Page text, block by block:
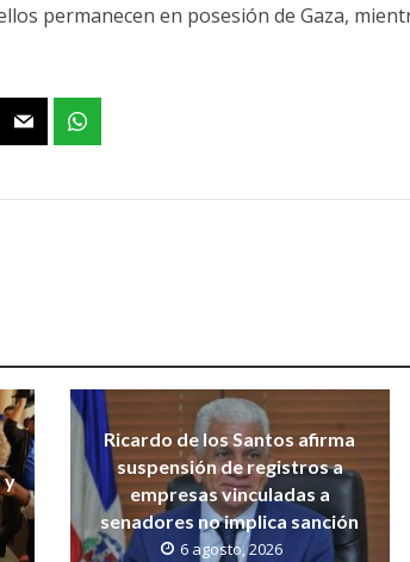
permanecen en posesión de Gaza,
y
Ricardo de los Santos afirma
suspensión de registros a
empresas vinculadas a
senadores no implica sanción
6 agosto, 2026